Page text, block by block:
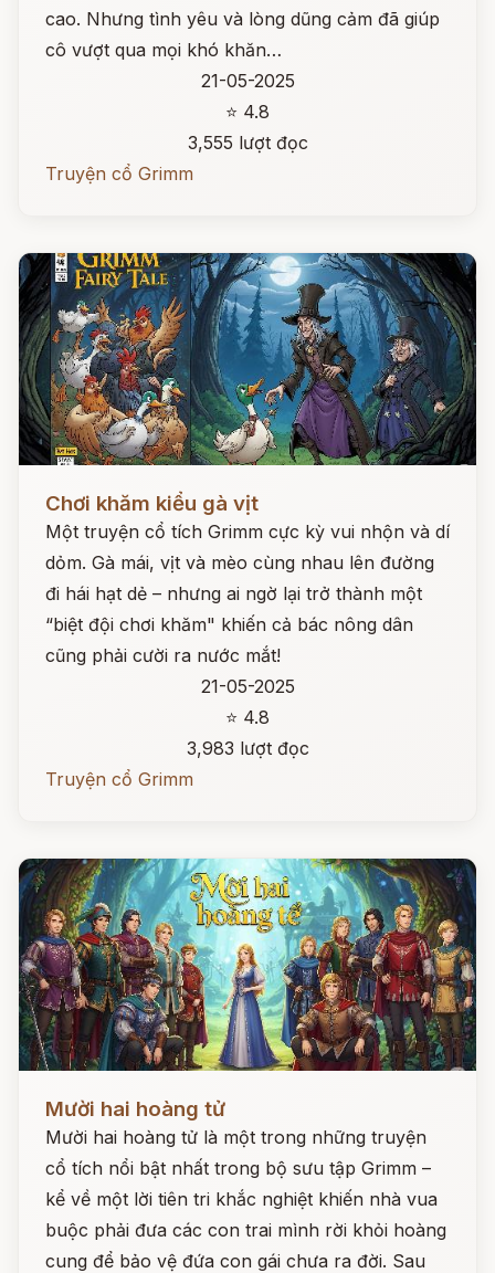
cao. Nhưng tình yêu và lòng dũng cảm đã giúp
cô vượt qua mọi khó khăn…
21-05-2025
⭐ 4.8
3,555 lượt đọc
Truyện cổ Grimm
Chơi khăm kiểu gà vịt
Một truyện cổ tích Grimm cực kỳ vui nhộn và dí
dỏm. Gà mái, vịt và mèo cùng nhau lên đường
đi hái hạt dẻ – nhưng ai ngờ lại trở thành một
“biệt đội chơi khăm" khiến cả bác nông dân
cũng phải cười ra nước mắt!
21-05-2025
⭐ 4.8
3,983 lượt đọc
Truyện cổ Grimm
Mười hai hoàng tử
Mười hai hoàng tử là một trong những truyện
cổ tích nổi bật nhất trong bộ sưu tập Grimm –
kể về một lời tiên tri khắc nghiệt khiến nhà vua
buộc phải đưa các con trai mình rời khỏi hoàng
cung để bảo vệ đứa con gái chưa ra đời. Sau